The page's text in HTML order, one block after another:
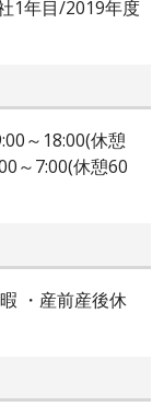
1年目/2019年度
～18:00(休憩
～7:00(休憩60
・産前産後休